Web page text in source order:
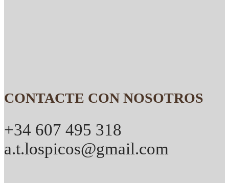
CONTACTE CON NOSOTROS
+34 607 495 318
a.t.lospicos@gmail.com